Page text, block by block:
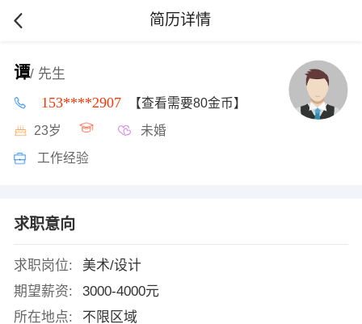
简历详情
谭/ 先生
153****2907 【查看需要80金币】
23岁 未婚
工作经验
求职意向
求职岗位:
美术/设计
期望薪资:
3000-4000元
所在地点:
不限区域